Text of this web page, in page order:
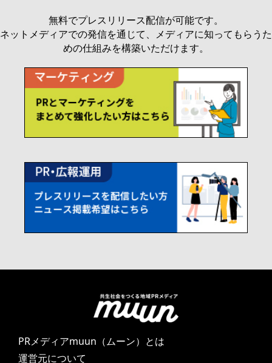
無料でプレスリリース配信が可能です。
ネットメディアでの発信を通じて、メディアに知ってもらうた
めの仕組みを構築いただけます。
PRメディアmuun（ムーン）とは
運営元について